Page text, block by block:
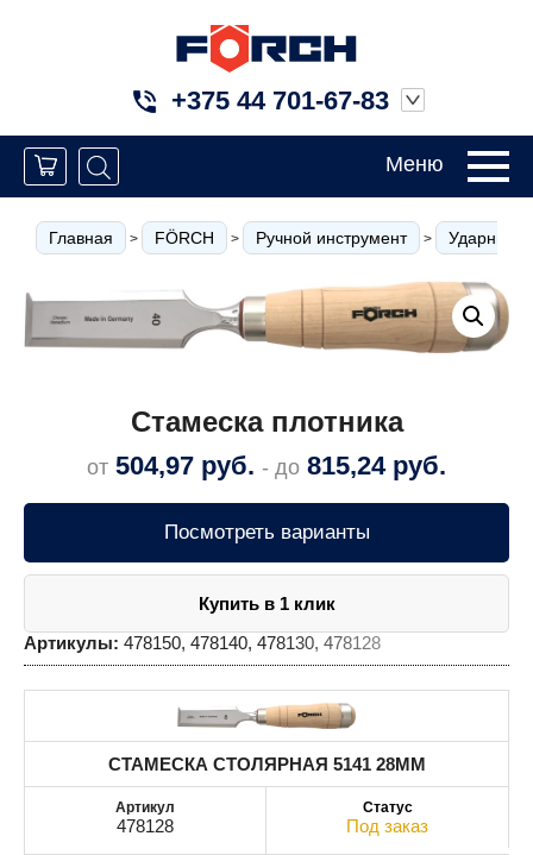
+375 44 701-67-83
Меню
Главная > FÖRCH > Ручной инструмент > Ударные
Стамеска плотника
от 504,97 руб. - до 815,24 руб.
Посмотреть варианты
Купить в 1 клик
Артикулы: 478150, 478140, 478130, 478128
СТАМЕСКА СТОЛЯРНАЯ 5141 28MM
478128 Под заказ